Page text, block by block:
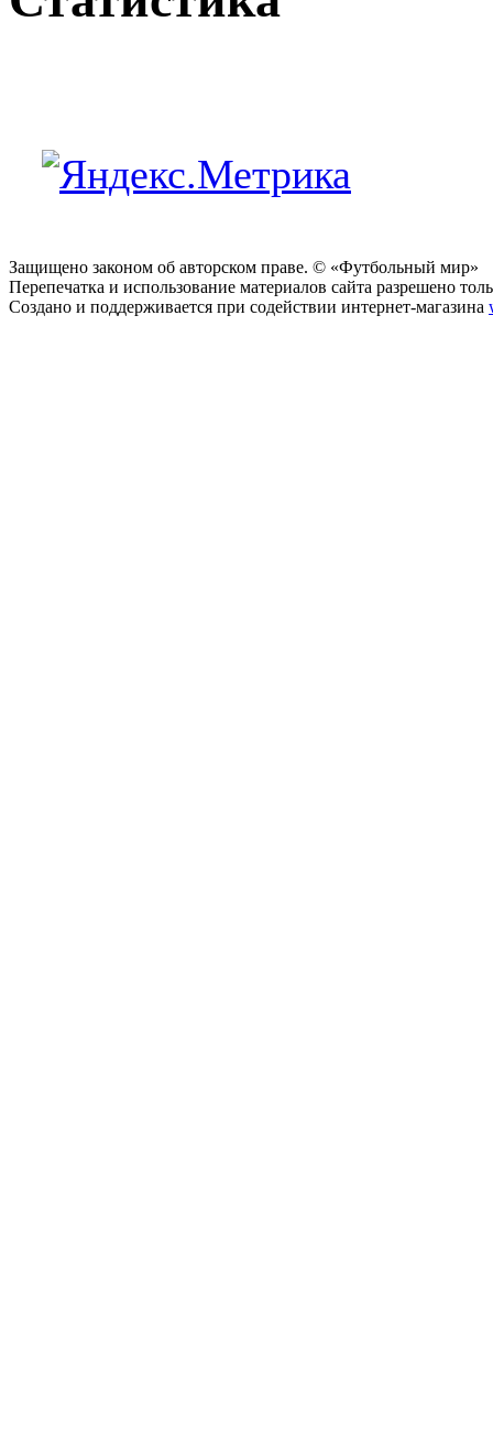
Защищено законом об авторском праве. © «Футбольный мир»
Перепечатка и использование материалов сайта разрешено
Создано и поддерживается при содействии интернет-магазина